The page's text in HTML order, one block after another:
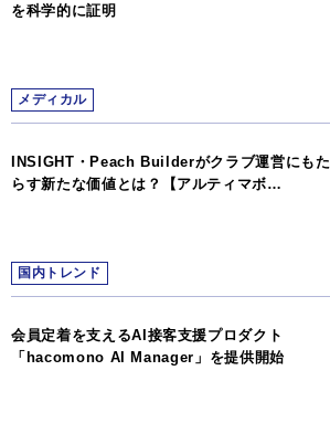
を科学的に証明
メディカル
INSIGHT・Peach Builderがクラブ運営にもた
らす新たな価値とは？【アルティマボ…
国内トレンド
会員定着を支えるAI接客支援プロダクト
「hacomono AI Manager」を提供開始